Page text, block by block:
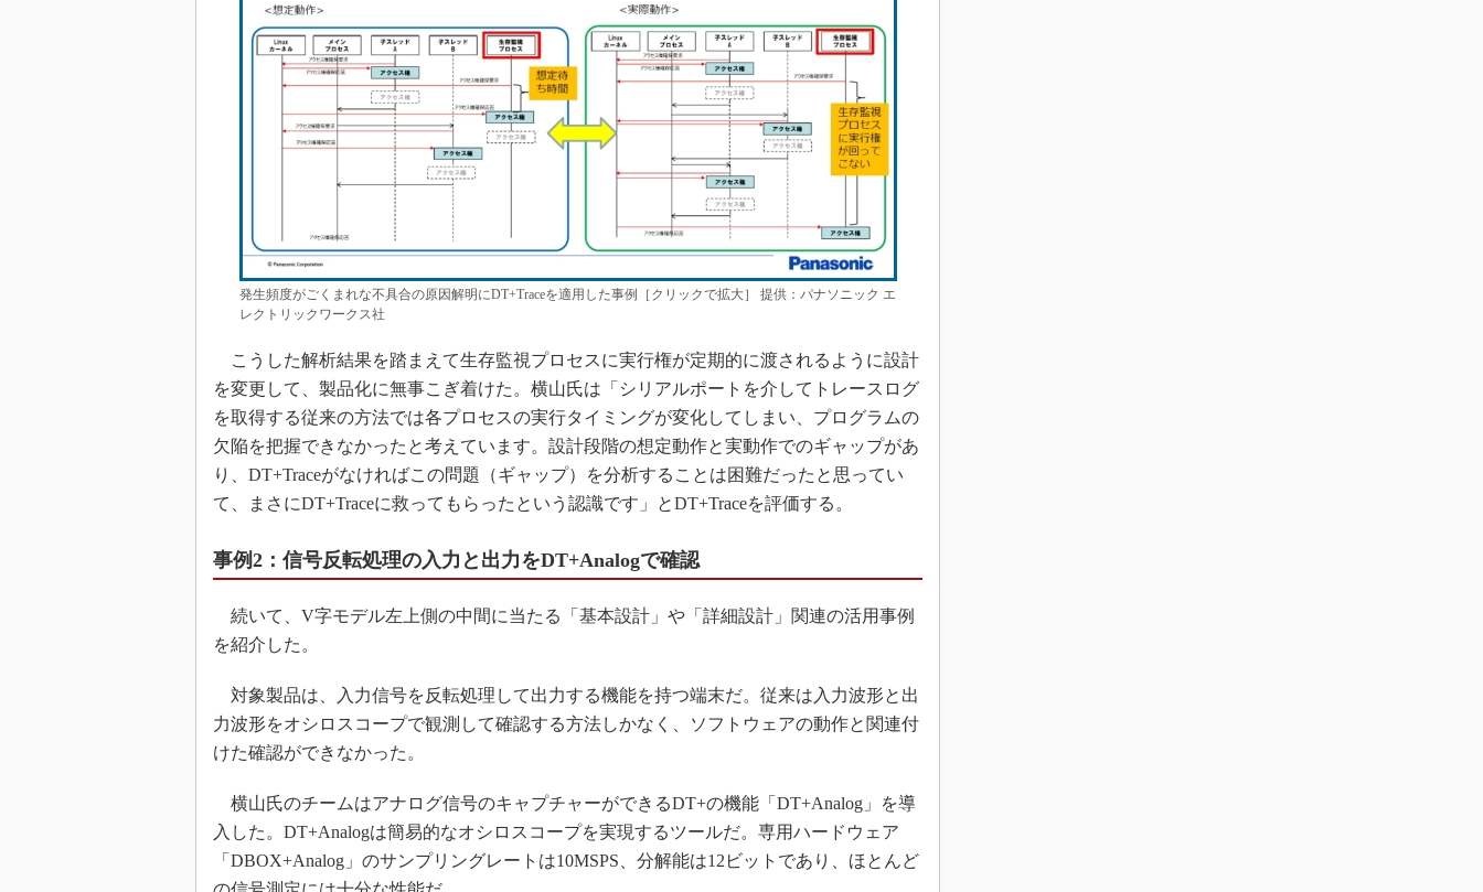
発生頻度がごくまれな不具合の原因解明にDT+Traceを適用した事例［クリックで拡大］ 提供：パナソニック エ
レクトリックワークス社
こうした解析結果を踏まえて生存監視プロセスに実行権が定期的に渡されるように設計
を変更して、製品化に無事こぎ着けた。横山氏は「シリアルポートを介してトレースログ
を取得する従来の方法では各プロセスの実行タイミングが変化してしまい、プログラムの
欠陥を把握できなかったと考えています。設計段階の想定動作と実動作でのギャップがあ
り、DT+Traceがなければこの問題（ギャップ）を分析することは困難だったと思ってい
て、まさにDT+Traceに救ってもらったという認識です」とDT+Traceを評価する。
事例2：信号反転処理の入力と出力をDT+Analogで確認
続いて、V字モデル左上側の中間に当たる「基本設計」や「詳細設計」関連の活用事例
を紹介した。
対象製品は、入力信号を反転処理して出力する機能を持つ端末だ。従来は入力波形と出
力波形をオシロスコープで観測して確認する方法しかなく、ソフトウェアの動作と関連付
けた確認ができなかった。
横山氏のチームはアナログ信号のキャプチャーができるDT+の機能「DT+Analog」を導
入した。DT+Analogは簡易的なオシロスコープを実現するツールだ。専用ハードウェア
「DBOX+Analog」のサンプリングレートは10MSPS、分解能は12ビットであり、ほとんど